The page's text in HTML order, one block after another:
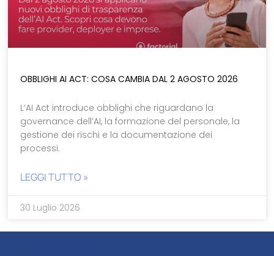
OBBLIGHI AI ACT: COSA CAMBIA DAL 2 AGOSTO 2026
L’AI Act introduce obblighi che riguardano la
governance dell’AI, la formazione del personale, la
gestione dei rischi e la documentazione dei
processi.
LEGGI TUTTO »
30 Luglio 2026